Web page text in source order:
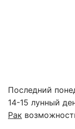
Последний
14-15 лунный
Рак